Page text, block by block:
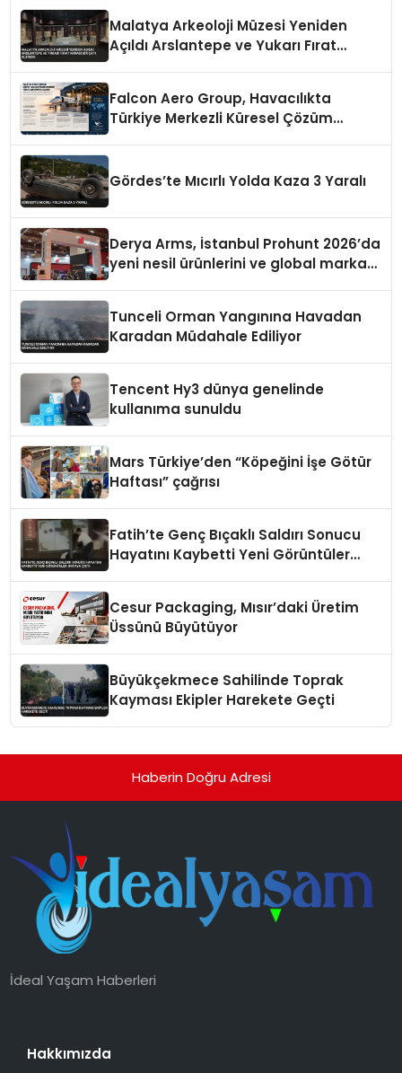
Malatya Arkeoloji Müzesi Yeniden
Açıldı Arslantepe ve Yukarı Fırat
Falcon Aero Group, Havacılıkta
Türkiye Merkezli Küresel Çözüm
Gördes’te Mıcırlı Yolda Kaza 3 Yaralı
Derya Arms, İstanbul Prohunt 2026’da
yeni nesil ürünlerini ve global marka
Tunceli Orman Yangınına Havadan
Karadan Müdahale Ediliyor
Tencent Hy3 dünya genelinde
kullanıma sunuldu
Mars Türkiye’den “Köpeğini İşe Götür
Haftası” çağrısı
Fatih’te Genç Bıçaklı Saldırı Sonucu
Hayatını Kaybetti Yeni Görüntüler
Cesur Packaging, Mısır’daki Üretim
Üssünü Büyütüyor
Büyükçekmece Sahilinde Toprak
Kayması Ekipler Harekete Geçti
Haberin Doğru Adresi
İdeal Yaşam Haberleri
Hakkımızda